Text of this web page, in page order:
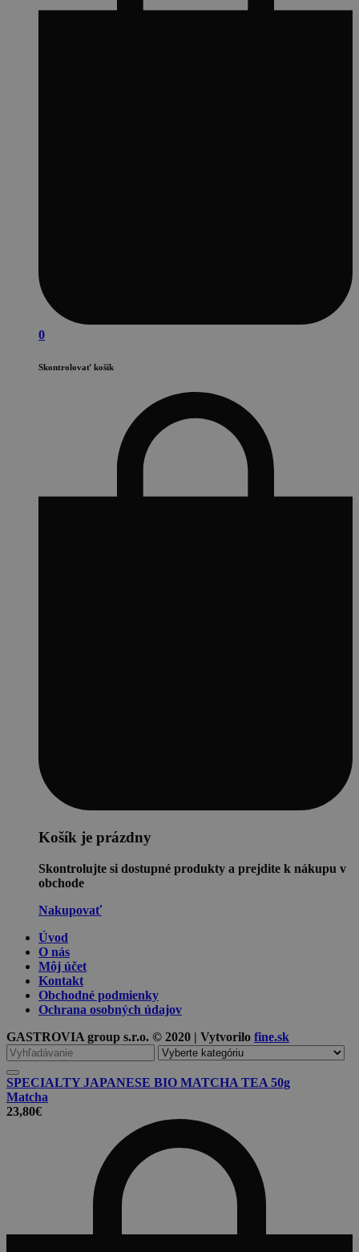
0
Skontrolovať košík
Košík je prázdny
Skontrolujte si dostupné produkty a prejdite k nákupu v
obchode
Nakupovať
Úvod
O nás
Môj účet
Kontakt
Obchodné podmienky
Ochrana osobných údajov
GASTROVIA group s.r.o. © 2020 | Vytvorilo fine.sk
Vyhľadávanie
pre
SPECIALTY JAPANESE BIO MATCHA TEA 50g
Matcha
23,80€